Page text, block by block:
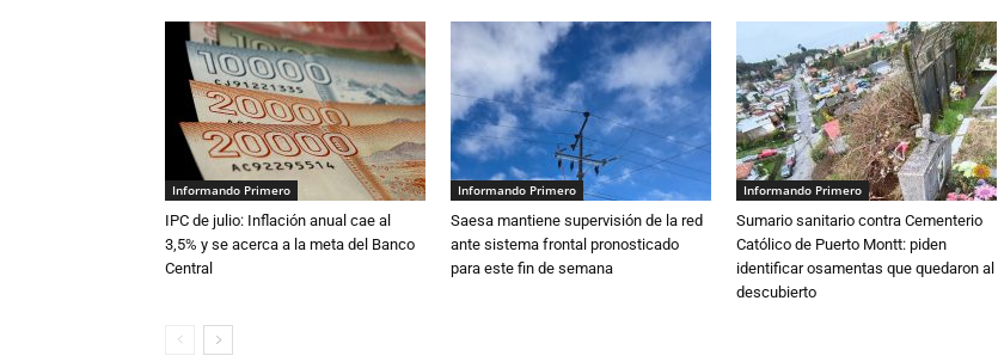
Informando Primero
IPC de julio: Inflación anual cae al
3,5% y se acerca a la meta del Banco
Central
Informando Primero
Saesa mantiene supervisión de la red
ante sistema frontal pronosticado
para este fin de semana
Informando Primero
Sumario sanitario contra Cementerio
Católico de Puerto Montt: piden
identificar osamentas que quedaron al
descubierto